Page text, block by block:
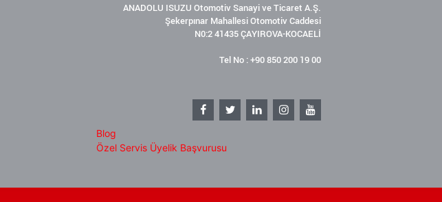
ANADOLU ISUZU Otomotiv Sanayi ve Ticaret A.Ş.
Şekerpınar Mahallesi Otomotiv Caddesi
N0:2 41435 ÇAYIROVA-KOCAELİ
Tel No : +90 850 200 19 00
Blog
Özel Servis Üyelik Başvurusu